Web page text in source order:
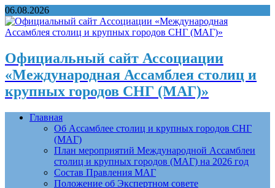
06.08.2026
Официальный сайт Ассоциации
«Международная Ассамблея столиц и
крупных городов СНГ (МАГ)»
Главная
Об Ассамблее столиц и крупных городов СНГ
(МАГ)
План мероприятий Международной Ассамблеи
столиц и крупных городов (МАГ) на 2026 год
Состав Правления МАГ
Положение об Экспертном совете